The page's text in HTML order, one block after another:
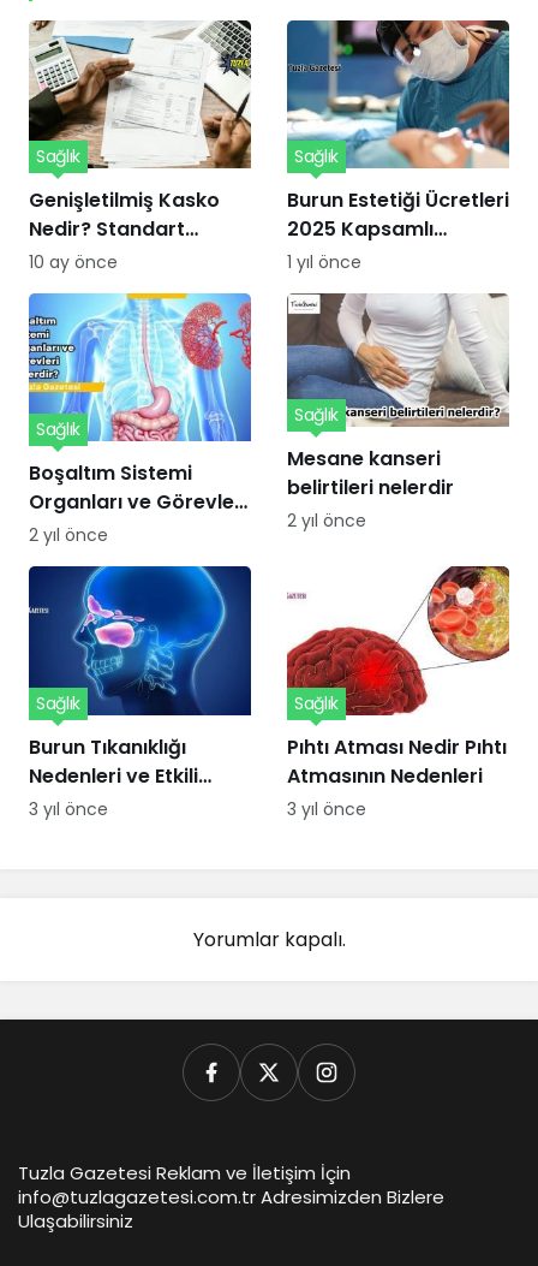
Genişletilmiş Kasko
Nedir? Standart
Kaskodan Farkları ve
Avantajları Nelerdir?
Sağlık
10 ay önce
Burun Estetiği Ücretleri
2025 Kapsamlı
Kılavuzu
Sağlık
1 yıl önce
Boşaltım Sistemi
Organları ve Görevleri
Nelerdir?
Sağlık
2 yıl önce
Mesane kanseri
belirtileri nelerdir
Sağlık
2 yıl önce
Burun Tıkanıklığı
Nedenleri ve Etkili
Çözümler
Sağlık
3 yıl önce
Pıhtı Atması Nedir Pıhtı
Atmasının Nedenleri
Sağlık
3 yıl önce
Yorumlar kapalı.
Tuzla Gazetesi Reklam ve İletişim İçin
info@tuzlagazetesi.com.tr Adresimizden Bizlere
Ulaşabilirsiniz